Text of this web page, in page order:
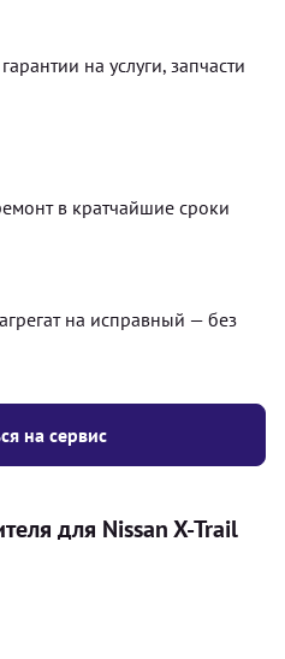
на сервис
на услуги, запчасти
в кратчайшие сроки
на исправный — без
для Nissan X-Trail